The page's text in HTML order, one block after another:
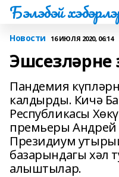
Бэлэбэй
Новости 16 ИЮЛЯ 2020, 06:14
Эшсезләрне
Пандемия
калдырды. Кичә
Республикасы
премьеры Андрей
Президиум
базарындагы хәл
алыштылар.